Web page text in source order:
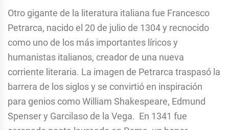
Otro gigante de la literatura italiana fue Francesco
Petrarca, nacido el 20 de julio de 1304 y recnocido
como uno de los más importantes líricos y
humanistas italianos, creador de una nueva
corriente literaria. La imagen de Petrarca traspasó la
barrera de los siglos y se convirtió en inspiración
para genios como William Shakespeare, Edmund
Spenser y Garcilaso de la Vega. En 1341 fue